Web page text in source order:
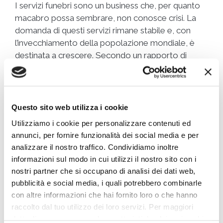
Questo sito web utilizza i cookie
Utilizziamo i cookie per personalizzare contenuti ed
annunci, per fornire funzionalità dei social media e per
analizzare il nostro traffico. Condividiamo inoltre
informazioni sul modo in cui utilizzi il nostro sito con i
nostri partner che si occupano di analisi dei dati web,
pubblicità e social media, i quali potrebbero combinarle
con altre informazioni che hai fornito loro o che hanno
raccolto dal tuo utilizzo dei loro servizi. Per maggiori
I servizi funebri sono un business che, per quanto
macabro possa sembrare, non conosce crisi. La
domanda di questi servizi rimane stabile e, con
l’invecchiamento della popolazione mondiale, è
destinata a crescere. Secondo un rapporto di
IBISWorld, l’industria dei servizi funebri ha
generato ricavi per oltre 20 miliardi di dollari solo
prevista per i prossimi anni.
La crescita costante di Service
Corporation International (SCI)
Service Corporation International (SCI), la più
grande azienda di servizi funebri del Nord America,
ha mantenuto una crescita costante nel corso
degli anni grazie alla sua capacità di offrire servizi